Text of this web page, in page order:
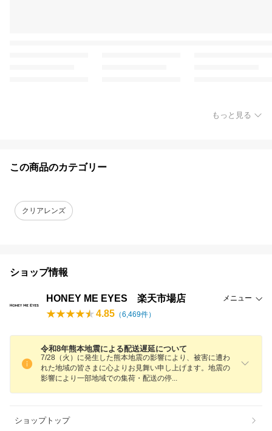
もっと見る
この商品のカテゴリー
クリアレンズ
ショップ情報
HONEY ME EYES 楽天市場店 メニュー
4.85 （6,469件）
令和8年熊本地震による配送遅延について
7/28（火）に発生した熊本地震の影響により、被害に遭わ
れた地域の皆さまに心よりお見舞い申し上げます。地震の
影響により一部地域での集荷・配送の停
ショップトップ